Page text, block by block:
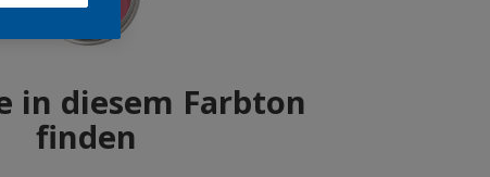
in diesem Farbton
finden